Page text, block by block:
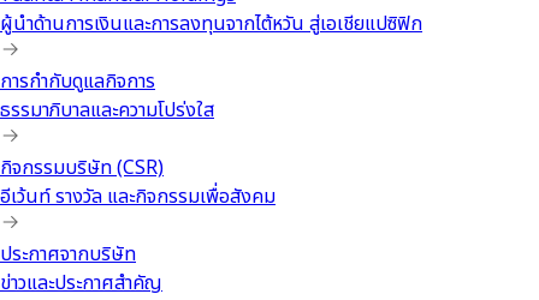
ผู้นำด้านการเงินและการลงทุนจากไต้หวัน สู่เอเชียแปซิฟิก
การกำกับดูแลกิจการ
ธรรมาภิบาลและความโปร่งใส
กิจกรรมบริษัท (CSR)
อีเว้นท์ รางวัล และกิจกรรมเพื่อสังคม
ประกาศจากบริษัท
ข่าวและประกาศสำคัญ